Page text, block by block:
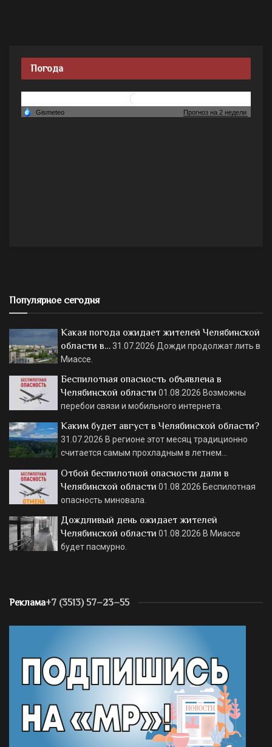
Погода
Популярное сегодня
Какая погода ожидает жителей Челябинской
области в…31.07.2026 Дожди продолжат лить в
Миассе.
Беспилотная опасность объявлена в
Челябинской области 01.08.2026 Возможны
перебои связи и мобильного интернета.
Каким будет август в Челябинской области?
31.07.2026 В регионе этот месяц традиционно
считается самым прохладным в летнем…
Отбой беспилотной опасности дали в
Челябинской области 01.08.2026 Беспилотная
опасность миновала.
Дождливый день ожидает жителей
Челябинской области 01.08.2026 В Миассе
будет пасмурно.
Реклама+7 (3513) 57–23–55